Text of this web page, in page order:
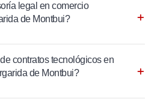
legal en comercio
de Montbui?
contratos tecnológicos en
de Montbui?